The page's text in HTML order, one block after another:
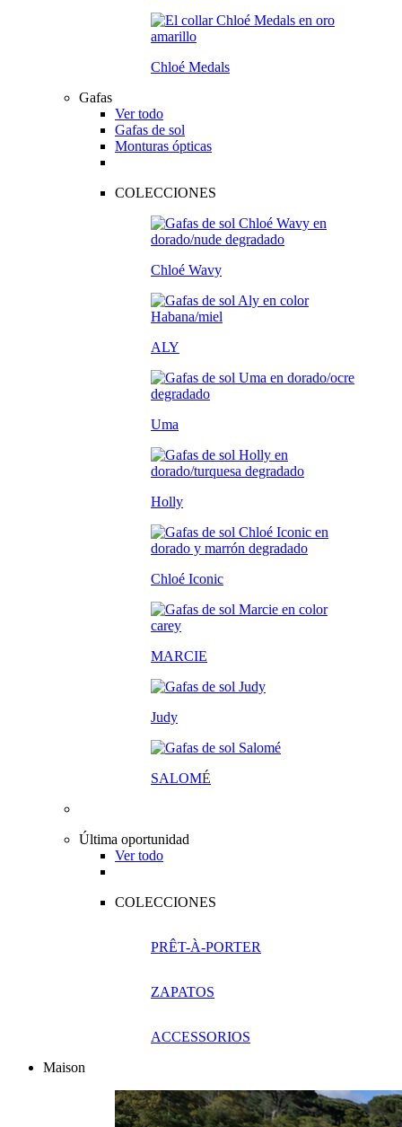
Chloé Medals
Gafas
Ver todo
Gafas de sol
Monturas ópticas
COLECCIONES
Chloé Wavy
ALY
Uma
Holly
Chloé Iconic
MARCIE
Judy
SALOMÉ
Última oportunidad
Ver todo
COLECCIONES
PRÊT-À-PORTER
ZAPATOS
ACCESSORIOS
Maison